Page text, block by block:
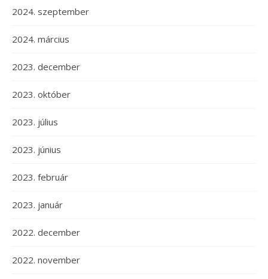
2024. szeptember
2024. március
2023. december
2023. október
2023. július
2023. június
2023. február
2023. január
2022. december
2022. november